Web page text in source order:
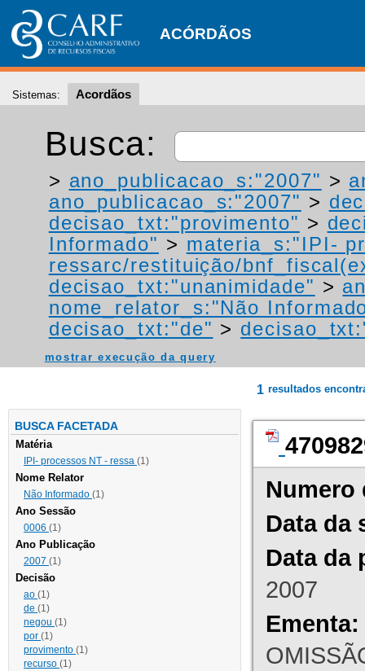
ACÓRDÃOS
Sistemas: Acordãos
Busca:
> ano_publicacao_s:"2007" >
ano_publicacao_s:"2007" >
decisao_txt:"provimento" >
Informado" > materia_s:"IPI-
ressarc/restituição/
decisao_txt:"unanimidade" >
nome_relator_s:"Não
decisao_txt:"de" >
mostrar execução da query
BUSCA FACETADA
Matéria
IPI- processos NT - ressa (1)
Nome Relator
Não Informado (1)
Ano Sessão
0006 (1)
Ano Publicação
2007 (1)
Decisão
ao (1)
de (1)
negou (1)
por (1)
provimento (1)
recurso (1)
1 resultados
Numero
Data da
Data da
2007
Ementa: